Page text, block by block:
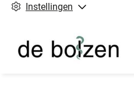
Instellingen